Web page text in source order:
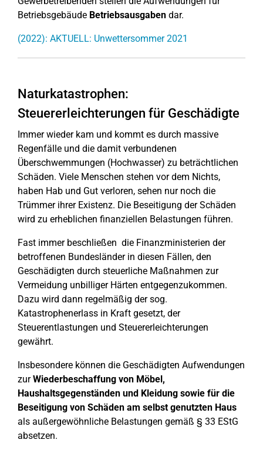
Betriebsgebäude Betriebsausgaben dar.
(2022): AKTUELL: Unwettersommer 2021
Naturkatastrophen:
Steuererleichterungen für Geschädigte
Immer wieder kam und kommt es durch massive
Regenfälle und die damit verbundenen
Überschwemmungen (Hochwasser) zu beträchtlichen
Schäden. Viele Menschen stehen vor dem Nichts,
haben Hab und Gut verloren, sehen nur noch die
Trümmer ihrer Existenz. Die Beseitigung der Schäden
wird zu erheblichen finanziellen Belastungen führen.
Fast immer beschließen die Finanzministerien der
betroffenen Bundesländer in diesen Fällen, den
Geschädigten durch steuerliche Maßnahmen zur
Vermeidung unbilliger Härten entgegenzukommen.
Dazu wird dann regelmäßig der sog.
Katastrophenerlass in Kraft gesetzt, der
Steuerentlastungen und Steuererleichterungen
gewährt.
Insbesondere können die Geschädigten Aufwendungen
zurWiederbeschaffung von Möbel,
Haushaltsgegenständen und Kleidung sowie für die
Beseitigung von Schäden am selbst genutzten Haus
als außergewöhnliche Belastungen gemäß § 33 EStG
absetzen.